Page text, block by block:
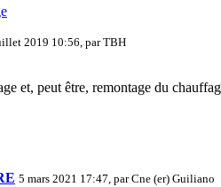
2019 10:56, parTBH
et, peut être, remontage du
5 mars 2021 17:47, parCne (er) Guiliano